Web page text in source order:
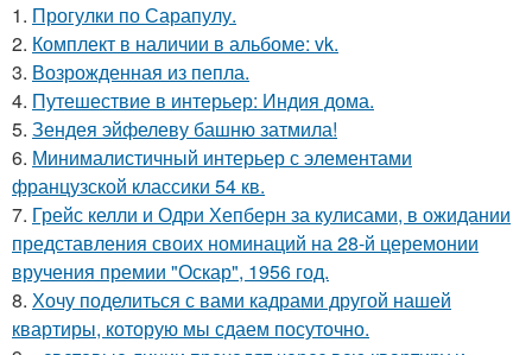
1. Прогулки по Сарапулу.
2. Комплект в наличии в альбоме: vk.
3. Возрожденная из пепла.
4. Путешествие в интерьер: Индия дома.
5. Зендея эйфелеву башню затмила!
6. Минималистичный интерьер с элементами
французской классики 54 кв.
7. Грейс келли и Одри Хепберн за кулисами, в ожидании
представления своих номинаций на 28-й церемонии
вручения премии "Оскар", 1956 год.
8. Хочу поделиться с вами кадрами другой нашей
квартиры, которую мы сдаем посуточно.